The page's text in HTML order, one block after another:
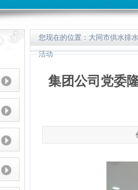
您现在的位置： 大同市供水排
活动
集团公司党委